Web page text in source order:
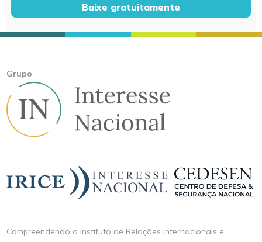
Baixe gratuitamente
Grupo
Compreendendo o Instituto de Relações Internacionais e